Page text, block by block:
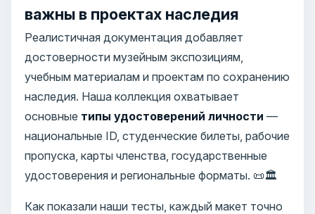
важны в проектах наследия
Реалистичная документация добавляет
достоверности музейным экспозициям,
учебным материалам и проектам по сохранению
наследия. Наша коллекция охватывает
основные типы удостоверений личности —
национальные ID, студенческие билеты, рабочие
пропуска, карты членства, государственные
удостоверения и региональные форматы. 📜🏛️
Как показали наши тесты, каждый макет точно